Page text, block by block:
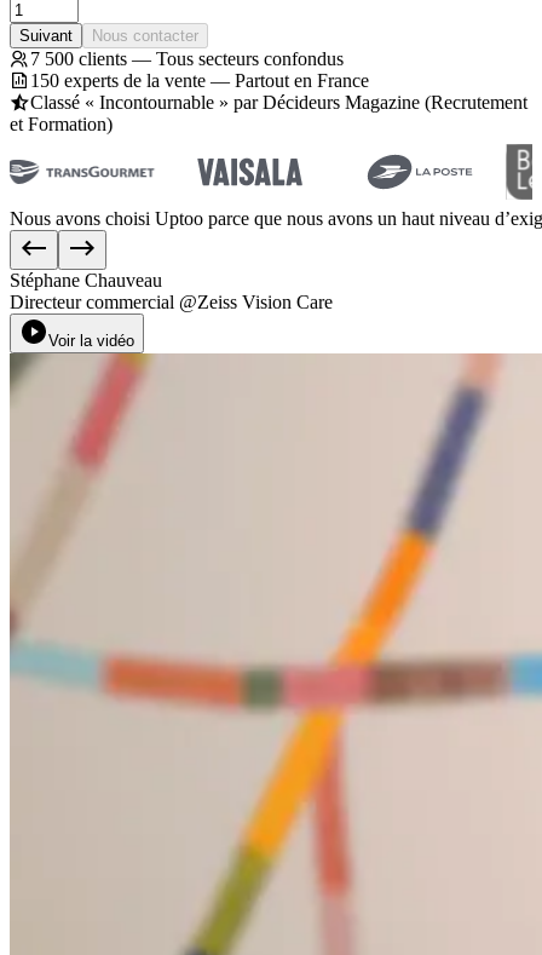
Suivant Nous contacter
7 500 clients — Tous secteurs confondus
150 experts de la vente — Partout en France
Classé « Incontournable » par Décideurs Magazine (Recrutement
et Formation)
Nous avons choisi Uptoo parce que nous avons un haut niveau
Stéphane Chauveau
Directeur commercial @Zeiss Vision Care
Voir la vidéo